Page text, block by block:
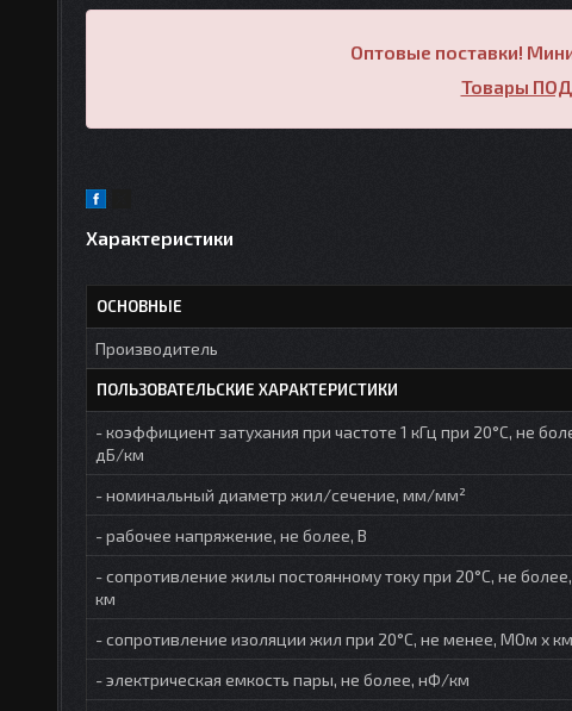
Оптовые поставки!
Товары ПОД
Характеристики
ОСНОВНЫЕ
Производитель
ПОЛЬЗОВАТЕЛЬСКИЕ ХАРАКТЕРИСТИКИ
- коэффициент затухания при частоте 1 кГц при 20°С, не
дБ/км
- номинальный диаметр жил/сечение, мм/мм²
- рабочее напряжение, не более, В
- сопротивление жилы постоянному току при 20°С, не
км
- сопротивление изоляции жил при 20°C, не менее, МОм х
- электрическая емкость пары, не более, нФ/км